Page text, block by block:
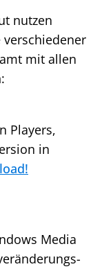
nutzen
mit allen
Players,
in
Media